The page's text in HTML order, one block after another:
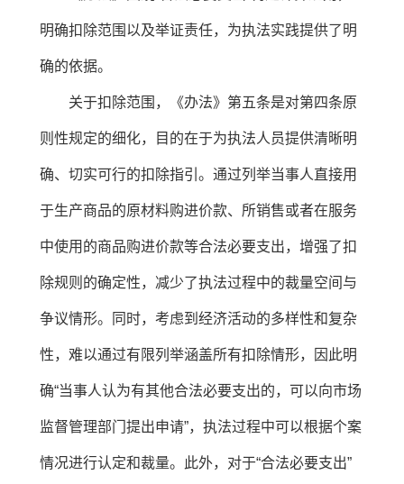
明确扣除范围以及举证责任，为执法实践提供了明
确的依据。
关于扣除范围，《办法》第五条是对第四条原
则性规定的细化，目的在于为执法人员提供清晰明
确、切实可行的扣除指引。通过列举当事人直接用
于生产商品的原材料购进价款、所销售或者在服务
中使用的商品购进价款等合法必要支出，增强了扣
除规则的确定性，减少了执法过程中的裁量空间与
争议情形。同时，考虑到经济活动的多样性和复杂
性，难以通过有限列举涵盖所有扣除情形，因此明
确“当事人认为有其他合法必要支出的，可以向市场
监督管理部门提出申请”，执法过程中可以根据个案
情况进行认定和裁量。此外，对于“合法必要支出”